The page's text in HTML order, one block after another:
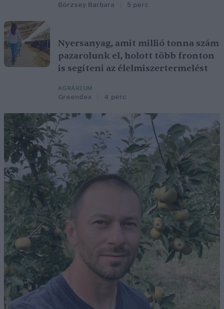
Börzsey Barbara 5 perc
Nyersanyag, amit millió tonna szám
pazarolunk el, holott több fronton
is segíteni az élelmiszertermelést
AGRÁRIUM
Greendex 4 perc